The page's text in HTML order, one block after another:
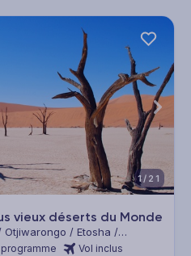
1/21
vieux déserts du Monde
Otjiwarongo / Etosha /
/ Désert du NamibVol inclus